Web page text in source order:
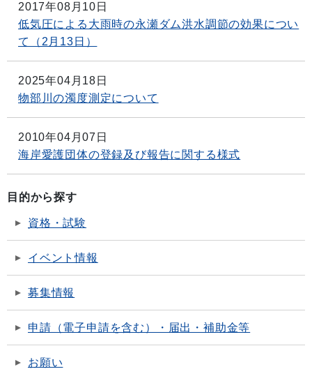
2017年08月10日
低気圧による大雨時の永瀬ダム洪水調節の効果につい
て（2月13日）
2025年04月18日
物部川の濁度測定について
2010年04月07日
海岸愛護団体の登録及び報告に関する様式
目的から探す
資格・試験
イベント情報
募集情報
申請（電子申請を含む）・届出・補助金等
お願い